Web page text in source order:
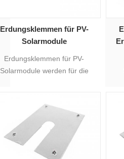
Erdungsklemmen für PV-
Solarmodule
Erdungsklemmen für PV-
Solarmodule werden für die